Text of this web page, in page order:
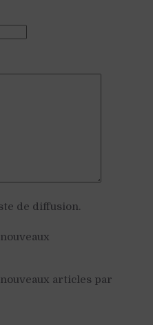
de diffusion.
articles par